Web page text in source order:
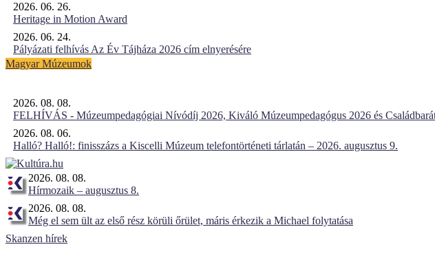
2026. 06. 26.
Heritage in Motion Award
2026. 06. 24.
Pályázati felhívás Az Év Tájháza 2026 cím elnyerésére
Magyar Múzeumok
2026. 08. 08.
FELHÍVÁS - Múzeumpedagógiai Nívódíj 2026, Kiváló Múzeumpedagógus 2026 és
2026. 08. 06.
Halló? Halló!: finisszázs a Kiscelli Múzeum telefontörténeti tárlatán – 2026. augusztus 9.
2026. 08. 08.
Hírmozaik – augusztus 8.
2026. 08. 08.
Még el sem ült az első rész körüli őrület, máris érkezik a Michael folytatása
Skanzen hírek